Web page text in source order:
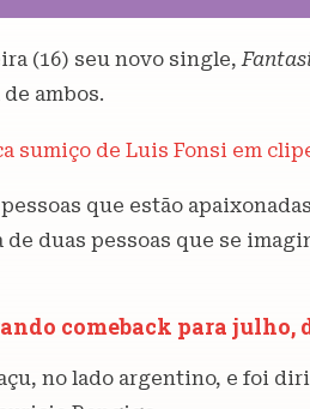
(16) seu novo single,
ambos.
sumiço de Luis Fonsi em
que estão
de duas pessoas que se
comeback para julho,
no lado argentino, e foi